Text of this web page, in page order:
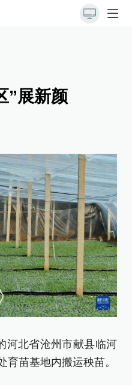
”展新颜
河北省沧州市献县临河
育苗基地内搬运秧苗。